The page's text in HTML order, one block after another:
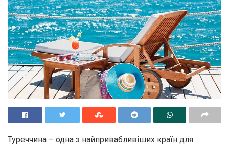
Туреччина – одна з найпривабливіших країн для